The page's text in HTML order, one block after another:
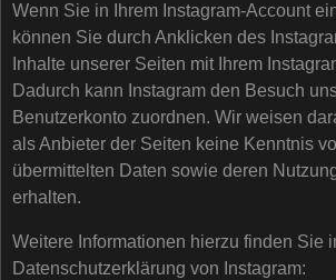
Wenn Sie in Ihrem Instagram-Account
können Sie durch Anklicken des
Inhalte unserer Seiten mit Ihrem
Dadurch kann Instagram den Besuch
Benutzerkonto zuordnen. Wir weisen
als Anbieter der Seiten keine Kenntnis
übermittelten Daten sowie deren
erhalten.
Weitere Informationen hierzu finden Sie
Datenschutzerklärung von Instagram: